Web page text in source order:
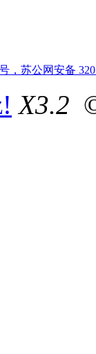
，苏公网安备
X3.2